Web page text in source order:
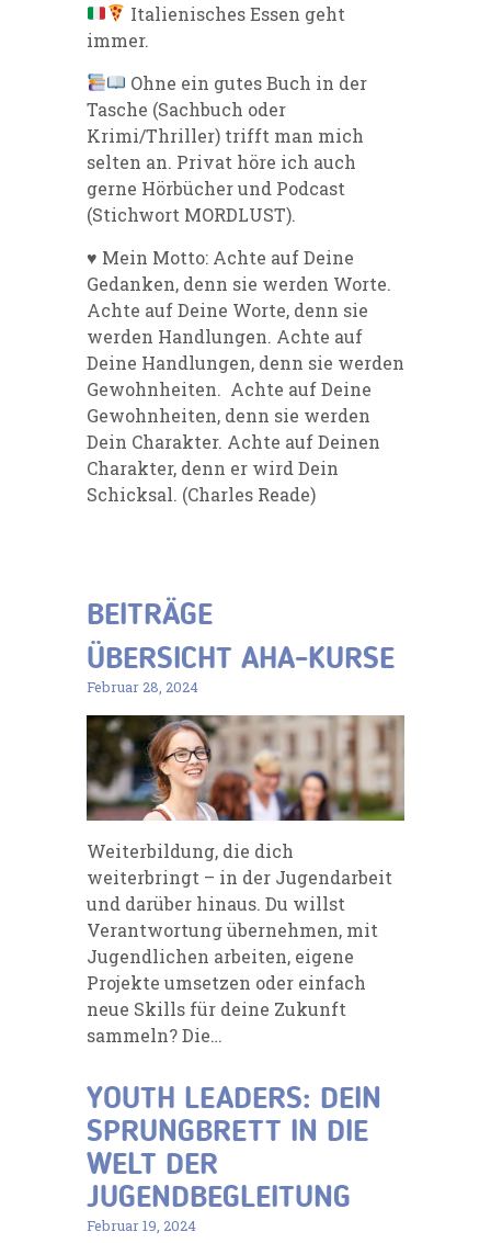
Italienisches Essen geht
immer.
Ohne ein gutes Buch in der
Tasche (Sachbuch oder
Krimi/Thriller) trifft man mich
selten an. Privat höre ich auch
gerne Hörbücher und Podcast
(Stichwort MORDLUST).
♥️ Mein Motto: Achte auf Deine
Gedanken, denn sie werden Worte.
Achte auf Deine Worte, denn sie
werden Handlungen. Achte auf
Deine Handlungen, denn sie werden
Gewohnheiten. Achte auf Deine
Gewohnheiten, denn sie werden
Dein Charakter. Achte auf Deinen
Charakter, denn er wird Dein
Schicksal. (Charles Reade)
BEITRÄGE
ÜBERSICHT AHA-KURSE
Februar 28, 2024
Weiterbildung, die dich
weiterbringt – in der Jugendarbeit
und darüber hinaus. Du willst
Verantwortung übernehmen, mit
Jugendlichen arbeiten, eigene
Projekte umsetzen oder einfach
neue Skills für deine Zukunft
sammeln? Die…
YOUTH LEADERS: DEIN
SPRUNGBRETT IN DIE
WELT DER
JUGENDBEGLEITUNG
Februar 19, 2024